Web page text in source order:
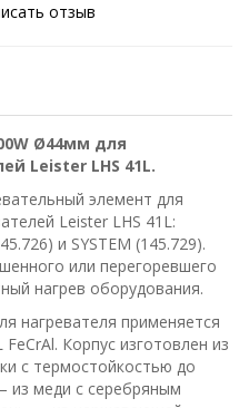
отзыв
Ø44мм для
Leister LHS 41L.
элемент для
Leister LHS 41L:
и SYSTEM (145.729).
или перегоревшего
нагрев оборудования.
нагревателя применяется
Корпус изготовлен из
с термостойкостью до
из меди с серебряным